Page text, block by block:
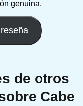
genuina.
de otros
Cabe